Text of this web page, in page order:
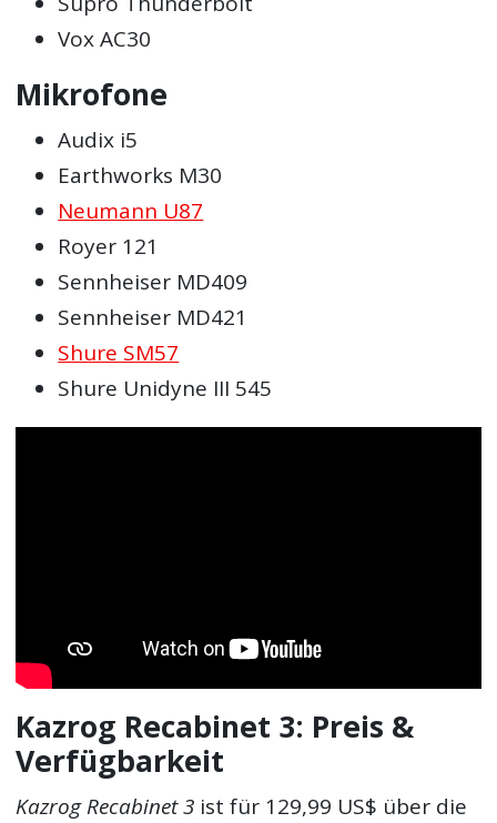
Vox AC30
Mikrofone
Audix i5
Earthworks M30
Neumann U87
Royer 121
Sennheiser MD409
Sennheiser MD421
Shure SM57
Shure Unidyne III 545
Kazrog Recabinet 3: Preis &
Verfügbarkeit
Kazrog Recabinet 3 ist für 129,99 US$ über die